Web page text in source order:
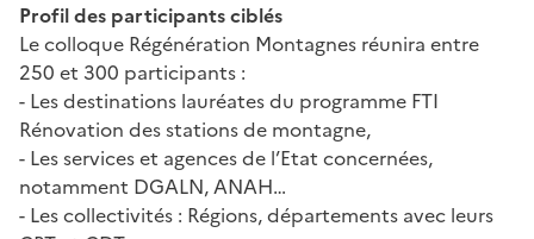
Profil des participants ciblés
Le colloque Régénération Montagnes réunira entre
250 et 300 participants :
- Les destinations lauréates du programme FTI
Rénovation des stations de montagne,
- Les services et agences de l’Etat concernées,
notamment DGALN, ANAH…
- Les collectivités : Régions, départements avec leurs